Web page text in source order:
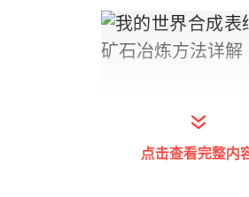
点击查看完整内